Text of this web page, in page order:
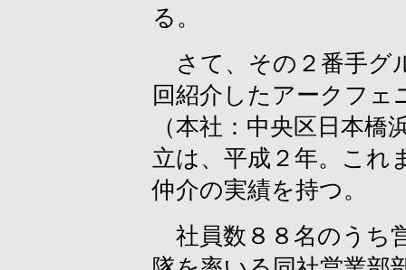
る。
さて、その２番手グ
回紹介したアークフ
（本社：中央区日本橋
立は、平成２年。これ
仲介の実績を持つ。
社員数８８名のうち